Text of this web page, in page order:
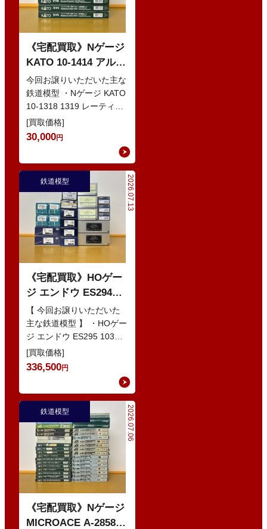
《宅配買取》Nゲージ
KATO 10-1414 アルプ
スの赤い客車 EWI な
どの鉄道模型
今回お譲りいただいた主な
鉄道模型 ・Nゲージ KATO
10-1318 1319 レーティッ
シュ鉄道 ベルニナ急行 ・
Nゲージ K…
[買取価格]
30,000円
2026.07.13
鉄道模型
《宅配買取》HOゲー
ジ エンドウ ES294
103系1200番代 東西線
色 基本5輌 Nセット
などの鉄道模型
【 今回お譲りいただいた
主な鉄道模型 】 ・HOゲー
ジ エンドウ ES295 103系
1200番代 東西線色 中間5
輌 Oセット …
[買取価格]
336,500円
2026.07.06
鉄道模型
《宅配買取》Nゲージ
MICROACE A-2858